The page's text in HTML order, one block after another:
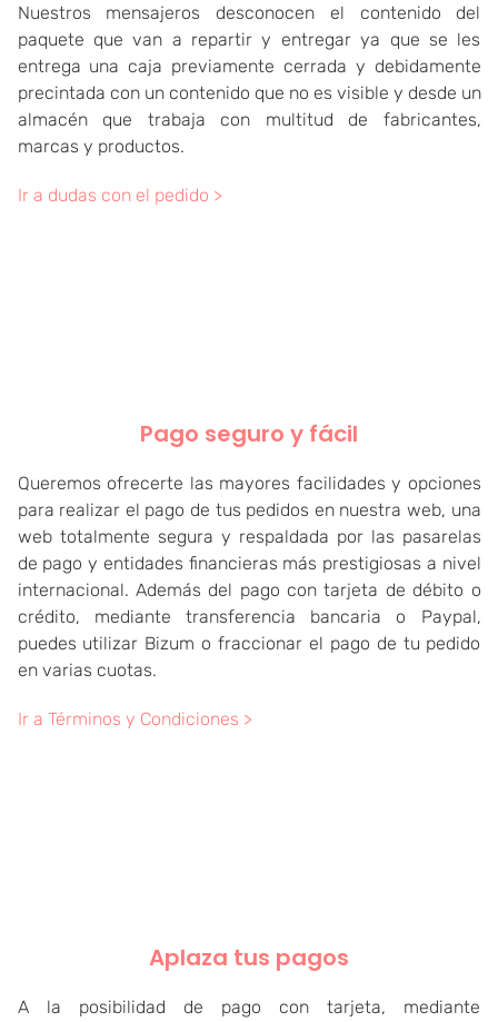
Nuestros mensajeros desconocen el contenido del
paquete que van a repartir y entregar ya que se les
entrega una caja previamente cerrada y debidamente
precintada con un contenido que no es visible y desde un
almacén que trabaja con multitud de fabricantes,
marcas y productos.
Ir a dudas con el pedido >
Pago seguro y fácil
Queremos ofrecerte las mayores facilidades y opciones
para realizar el pago de tus pedidos en nuestra web, una
web totalmente segura y respaldada por las pasarelas
de pago y entidades financieras más prestigiosas a nivel
internacional. Además del pago con tarjeta de débito o
crédito, mediante transferencia bancaria o Paypal,
puedes utilizar Bizum o fraccionar el pago de tu pedido
en varias cuotas.
Ir a Términos y Condiciones >
Aplaza tus pagos
A la posibilidad de pago con tarjeta, mediante